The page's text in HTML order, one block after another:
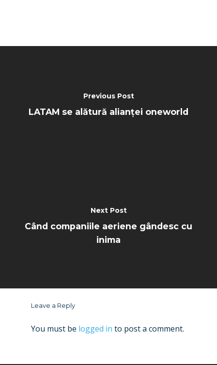
Previous Post
LATAM se alătură alianței oneworld
Next Post
Când companiile aeriene gândesc cu
inima
Leave a Reply
You must be logged in to post a comment.